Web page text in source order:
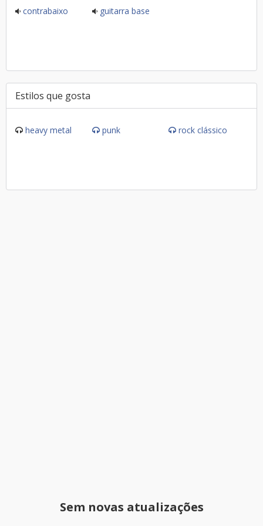
contrabaixo guitarra base
Estilos que gosta
heavy metal punk rock clássico
Sem novas atualizações